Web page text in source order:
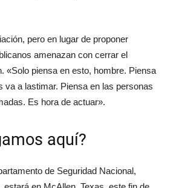
pero en lugar de proponer
amenazan con cerrar el
«Solo piensa en esto, hombre. Piensa
va a lastimar. Piensa en las personas
Es hora de actuar».
aquí?
de Seguridad Nacional,